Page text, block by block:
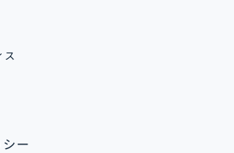
ス
ー